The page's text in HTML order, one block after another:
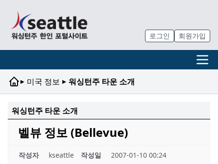
로그인 회원가입
▸ 미국 정보 ▸ 워싱턴주 타운 소개
워싱턴주 타운 소개
벨뷰 정보 (Bellevue)
작성자 kseattle 작성일 2007-01-10 00:24